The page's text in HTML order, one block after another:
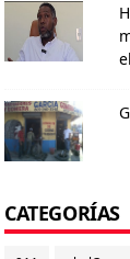
CATEGORÍAS